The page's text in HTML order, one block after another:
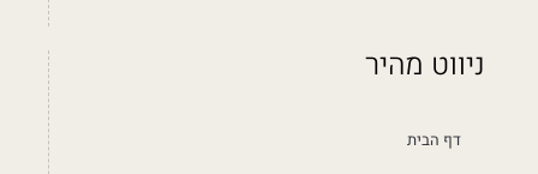
ניווט מהיר
דף הבית